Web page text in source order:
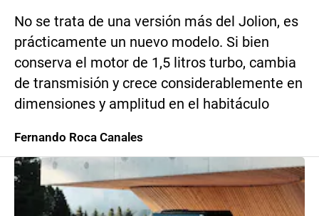
No se trata de una versión más del Jolion, es
prácticamente un nuevo modelo. Si bien
conserva el motor de 1,5 litros turbo, cambia
de transmisión y crece considerablemente en
dimensiones y amplitud en el habitáculo
Fernando Roca Canales